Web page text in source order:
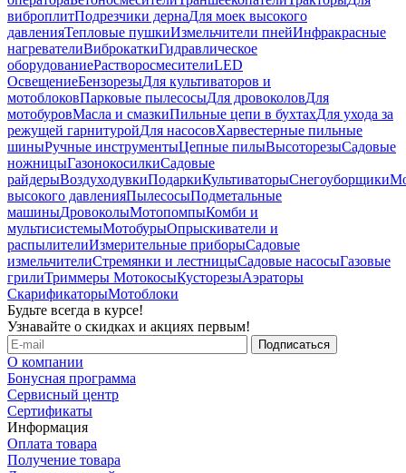
виброплитПодрезчики дернаДля моек высокого
давленияТепловые пушкиИзмельчители пнейИнфракрасные
нагревателиВиброкаткиГидравлическое
оборудованиеРастворосмесителиLED
ОсвещениеБензорезыДля культиваторов и
мотоблоковПарковые пылесосыДля дровоколовДля
мотобуровМасла и смазкиПильные цепи в бухтахДля ухода за
режущей гарнитуройДля насосовХарвестерные пильные
шиныРучные инструментыЦепные пилыВысоторезыСадовые
ножницыГазонокосилкиСадовые
райдерыВоздуходувкиПодаркиКультиваторыСнегоуборщики
высокого давленияПылесосыПодметальные
машиныДровоколыМотопомпыКомби и
мультисистемыМотобурыОпрыскиватели и
распылителиИзмерительные приборыСадовые
измельчителиСтремянки и лестницыСадовые насосыГазовые
грилиТриммеры МотокосыКусторезыАэраторы
СкарификаторыМотоблоки
Будьте всегда в курсе!
Узнавайте о скидках и акциях первым!
О компании
Бонусная программа
Сервисный центр
Сертификаты
Информация
Оплата товара
Получение товара